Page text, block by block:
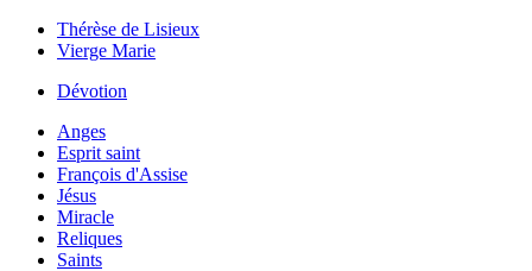
Thérèse de Lisieux
Vierge Marie
Dévotion
Anges
Esprit saint
François d'Assise
Jésus
Miracle
Reliques
Saints